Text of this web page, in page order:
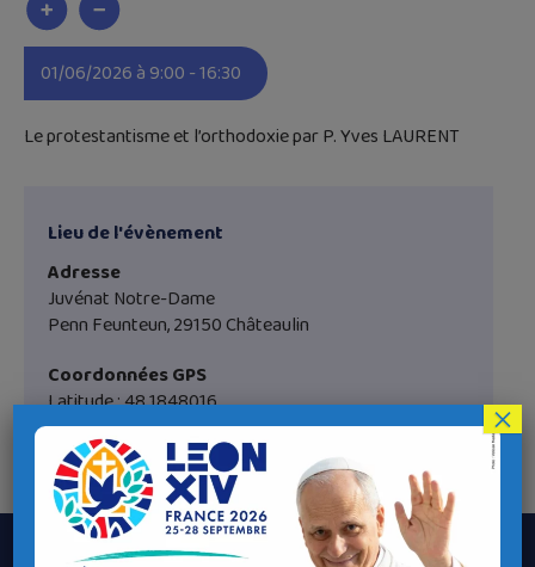
01/06/2026 à 9:00 - 16:30
Le protestantisme et l’orthodoxie par P. Yves LAURENT
Lieu de l'évènement
Adresse
Juvénat Notre-Dame
Penn Feunteun, 29150 Châteaulin
Coordonnées GPS
Latitude : 48.1848016
Longitude : -3.982142
×